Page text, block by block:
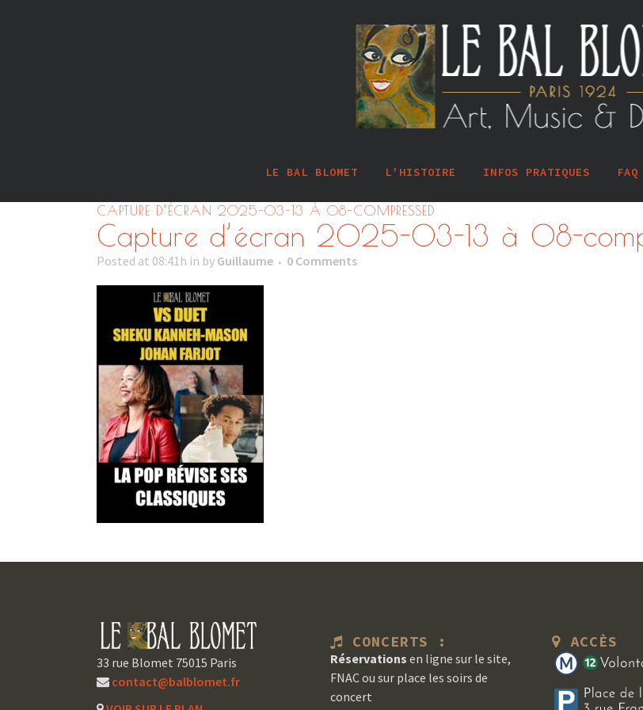
LE BAL BLOMET L’HISTOIRE INFOS PRATIQUES FAQ
CAPTURE D’ÉCRAN 2025-03-13 À 08-COMPRESSED
Capture d’écran 2025-03-13 à 08-
Posted at 08:41h in by Guillaume 0 Comments
33 rue Blomet 75015 Paris
contact@balblomet.fr
CONCERTS :
Réservations en ligne sur le site,
FNAC ou sur place les soirs de
concert
ACCÈS